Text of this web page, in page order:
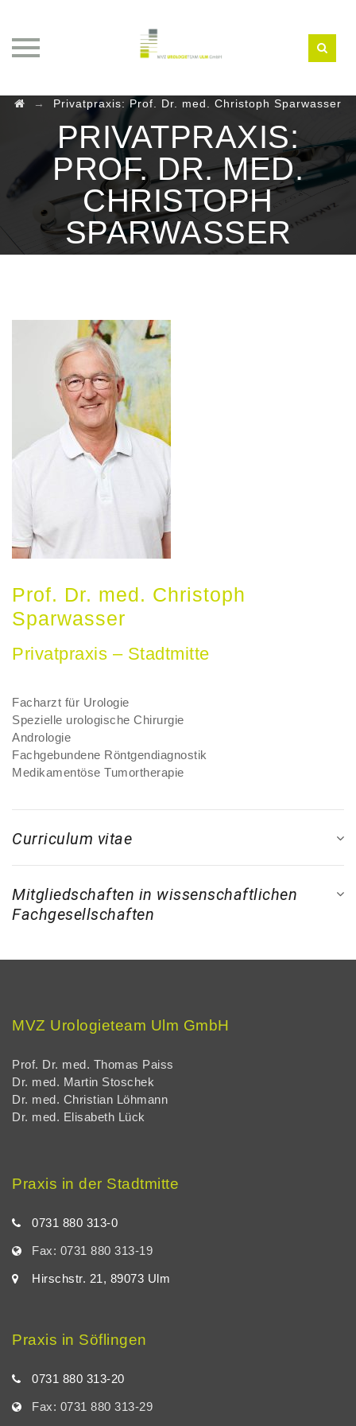
Skip → Privatpraxis: Prof. Dr. med. Christoph Sparwasser
PRIVATPRAXIS:
PROF. DR. MED.
CHRISTOPH
SPARWASSER
Prof. Dr. med. Christoph
Sparwasser
Privatpraxis – Stadtmitte
Facharzt für Urologie
Spezielle urologische Chirurgie
Andrologie
Fachgebundene Röntgendiagnostik
Medikamentöse Tumortherapie
Curriculum vitae
Mitgliedschaften in wissenschaftlichen
Fachgesellschaften
MVZ Urologieteam Ulm GmbH
Prof. Dr. med. Thomas Paiss
Dr. med. Martin Stoschek
Dr. med. Christian Löhmann
Dr. med. Elisabeth Lück
Praxis in der Stadtmitte
0731 880 313-0
Fax: 0731 880 313-19
Hirschstr. 21, 89073 Ulm
Praxis in Söflingen
0731 880 313-20
Fax: 0731 880 313-29